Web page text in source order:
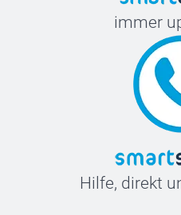
immer
Hilfe, direkt